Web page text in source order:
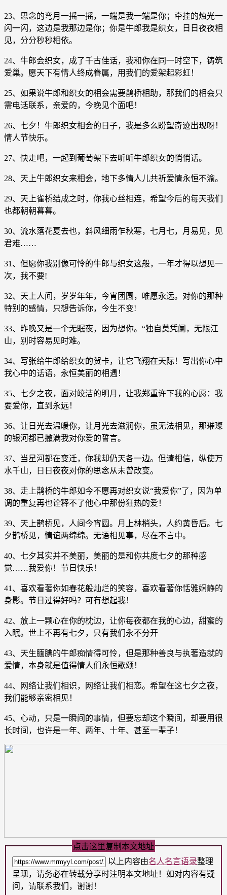
23、思念的弯月一摇一摇，一端是我一端是你；牵挂的烛光一
闪一闪，这边是我那边是你；你是牛郎我是织女，日日夜夜相
见，分分秒秒相依。
24、牛郎会织女，成了千古佳话，我和你在同一时空下，铸筑
爱巢。愿天下有情人终成眷属，用我们的爱架起彩虹！
25、如果说牛郎和织女的相会需要鹊桥相助，那我们的相会只
需电话联系，亲爱的，今晚见个面吧！
26、七夕！牛郎织女相会的日子，我是多么盼望奇迹出现呀！
情人节快乐。
27、快走吧，一起到葡萄架下去听听牛郎织女的悄悄话。
28、天上牛郎织女来相会，地下多情人儿共祈爱情永恒不渝。
29、天上雀桥结成之时，你我心丝相连，希望今后的每天我们
也都朝朝暮暮。
30、流水落花夏去也，斜风细雨乍秋寒，七月七，月易见，见
君难……
31、但愿你我别像可怜的牛郎与织女这般，一年才得以想见一
次，我不要!
32、天上人间，岁岁年年，今宵团圆，唯愿永远。对你的那种
特别的感情，只想告诉你，今生不变!
33、昨晚又是一个无眠夜，因为想你。“独自莫凭阑，无限江
山，别时容易见时难。
34、写张给牛郎给织女的贺卡，让它飞翔在天际！写出你心中
我心中的话语，永恒美丽的相遇！
35、七夕之夜，面对皎洁的明月，让我郑重许下我的心愿：我
要爱你，直到永远！
36、让日光去温暖你，让月光去滋润你，虽无法相见，那璀璨
的银河都已撒满我对你爱的誓言。
37、当星河都在变迁，你我却仍天各一边。但请相信，纵使万
水千山，日日夜夜对你的思念从未曾改变。
38、走上鹊桥的牛郎如今不愿再对织女说“我爱你”了，因为单
调的重复再也诠释不了他心中那份狂热的爱！
39、天上鹊桥见，人间今宵圆。月上林梢头，人约黄昏后。七
夕鹊桥见，情谊两绵绵。无语相见事，尽在不言中。
40、七夕其实并不美丽，美丽的是和你共度七夕的那种感
觉……我爱你！节日快乐！
41、喜欢看著你如春花般灿烂的笑容，喜欢看著你恬雅娴静的
身影。节日过得好吗？可有想起我！
42、放上一颗心在你的枕边，让你每夜都在我的心边，甜蜜的
入眠。世上不再有七夕，只有我们永不分开
43、天生腼腆的牛郎痴情得可怜，但是那种善良与执著造就的
爱情，本身就是值得情人们永恒歌颂！
44、网络让我们相识，网络让我们相恋。希望在这七夕之夜，
我们能够亲密相见！
45、心动，只是一瞬间的事情，但要忘却这个瞬间，却要用很
长时间，也许是一年、两年、十年、甚至一辈子！
点击这里复制本文地址
以上内容由名人名言语录整理
呈现，请务必在转载分享时注明本文地址！如对内容有疑
问，请联系我们，谢谢！